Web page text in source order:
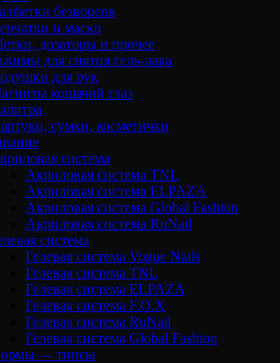
безворсов
и маски
дозаторы и прочее
для снятия гель-лака
для рук
кошачий глаз
сумки, косметички
система
Акриловая система TNL
Акриловая система ELPAZA
Акриловая система Global Fashion
Акриловая система RuNail
система
Гелевая система Vogue Nails
Гелевая система TNL
Гелевая система ELPAZA
Гелевая система F.O.X
Гелевая система RuNail
Гелевая система Global Fashion
— типсы